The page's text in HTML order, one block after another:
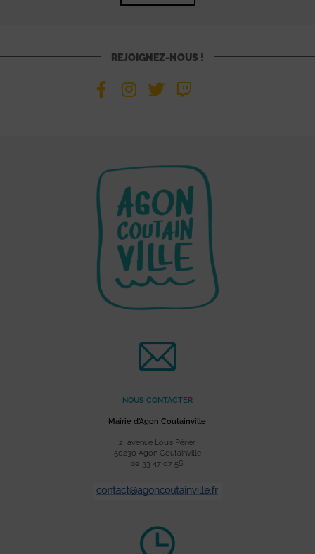
REJOIGNEZ-NOUS !
NOUS CONTACTER
Mairie d’Agon Coutainville
2, avenue Louis Périer
50230 Agon Coutainville
02 33 47 07 56